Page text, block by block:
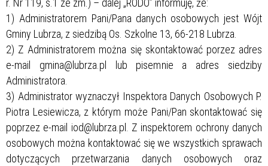
r. Nr 119, s.1 ze zm.) – dalej „RODO” informuję, że:
1) Administratorem Pani/Pana danych osobowych jest Wójt
Gminy Lubrza, z siedzibą Os. Szkolne 13, 66-218 Lubrza.
2) Z Administratorem można się skontaktować porzez adres
e-mail gmina@lubrza.pl lub pisemnie a adres siedziby
Administratora.
3) Administrator wyznaczył Inspektora Danych Osobowych P.
Piotra Lesiewicza, z którym może Pani/Pan skontaktować się
poprzez e-mail iod@lubrza.pl. Z inspektorem ochrony danych
osobowych można kontaktować się we wszystkich sprawach
dotyczących przetwarzania danych osobowych oraz